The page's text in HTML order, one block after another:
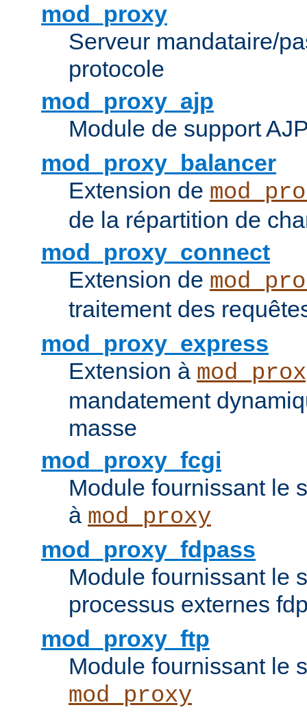
mod_proxy
Serveur mandataire/
protocole
mod_proxy_ajp
Module de support
mod_proxy_balancer
Extension de
de la répartition de
mod_proxy_connect
Extension de
traitement des
mod_proxy_express
Extension à
mandatement
masse
mod_proxy_fcgi
Module fournissant le
à mod_proxy
mod_proxy_fdpass
Module fournissant le
processus externes
mod_proxy_ftp
Module fournissant le
mod_proxy